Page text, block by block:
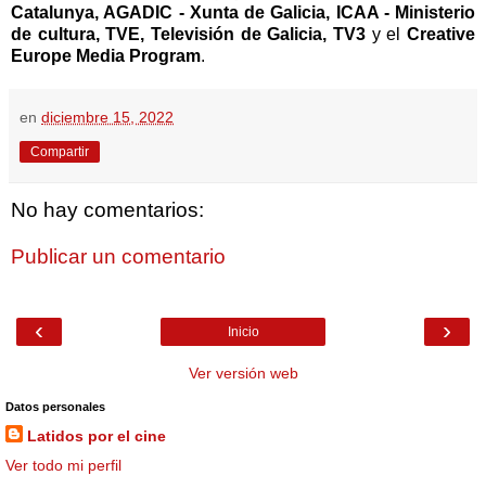
Catalunya, AGADIC - Xunta de Galicia, ICAA - Ministerio
de cultura, TVE, Televisión de Galicia, TV3 y el Creative
Europe Media Program.
en diciembre 15, 2022
Compartir
No hay comentarios:
Publicar un comentario
‹ ›
Inicio
Ver versión web
Datos personales
Latidos por el cine
Ver todo mi perfil